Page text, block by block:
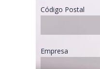
Código Postal
Empresa